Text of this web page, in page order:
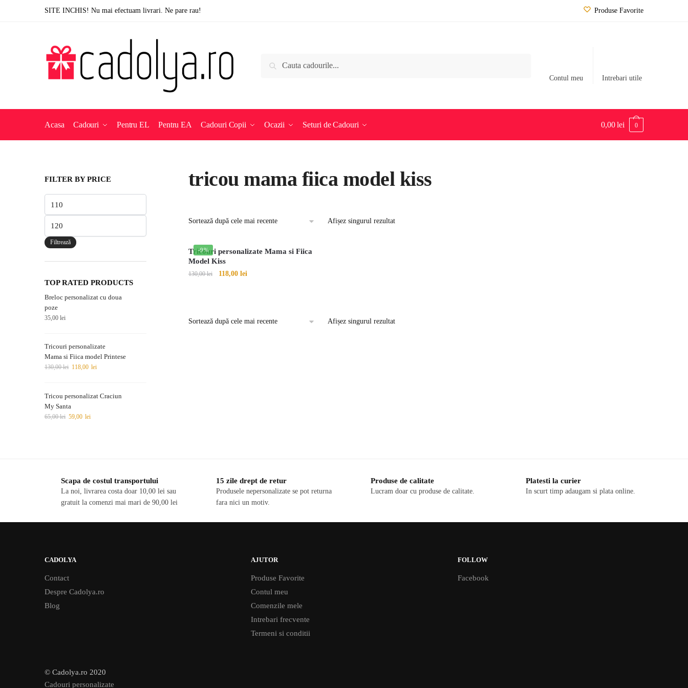
SITE INCHIS! Nu mai efectuam livrari. Ne pare rau! Produse Favorite
Caută
Contul meu Intrebari utile
Acasa Cadouri Pentru EL Pentru EA Cadouri Copii Ocazii Seturi de Cadouri 0,00lei 0
tricou mama fiica model kiss
Afișez singurul rezultat
-9%
Tricouri personalizate Mama si Fiica
Model Kiss
130,00lei 118,00 lei
are
Afișez singurul rezultat
FILTER BY PRICE
minim
maxim
Filtrează
TOP RATED PRODUCTS
Breloc personalizat cu doua
poze
35,00 lei
Tricouri personalizate
Mama si Fiica model Printese
130,00lei 118,00 lei
Tricou personalizat Craciun
My Santa
65,00lei 59,00 lei
Scapa de costul transportului
La noi, livrarea costa doar 10,00 lei sau
gratuit la comenzi mai mari de 90,00 lei
15 zile drept de retur
Produsele nepersonalizate se pot returna
fara nici un motiv.
Produse de calitate
Lucram doar cu produse de calitate.
Platesti la curier
In scurt timp adaugam si plata online.
CADOLYA
Contact
Despre Cadolya.ro
Blog
AJUTOR
Produse Favorite
Contul meu
Comenzile mele
Intrebari frecvente
Termeni si conditii
FOLLOW
Facebook
© Cadolya.ro 2020
Cadouri personalizate